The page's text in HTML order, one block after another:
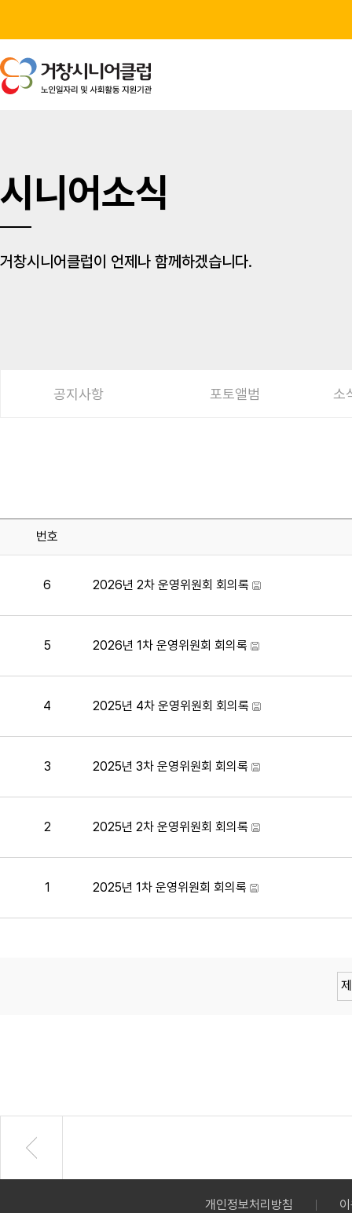
시니어소식
거창시니어클럽이 언제나 함께하겠습니다.
공지사항 포토앨범 소
번호
6 2026년 2차 운영위원회 회의록
5 2026년 1차 운영위원회 회의록
4 2025년 4차 운영위원회 회의록
3 2025년 3차 운영위원회 회의록
2 2025년 2차 운영위원회 회의록
1 2025년 1차 운영위원회 회의록
개인정보처리방침